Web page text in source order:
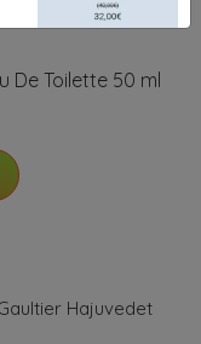
De Toilette 50 ml